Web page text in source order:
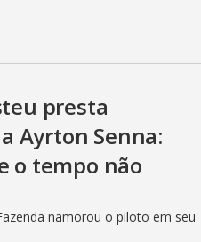
presta
Ayrton Senna:
o tempo não
namorou o piloto em seu